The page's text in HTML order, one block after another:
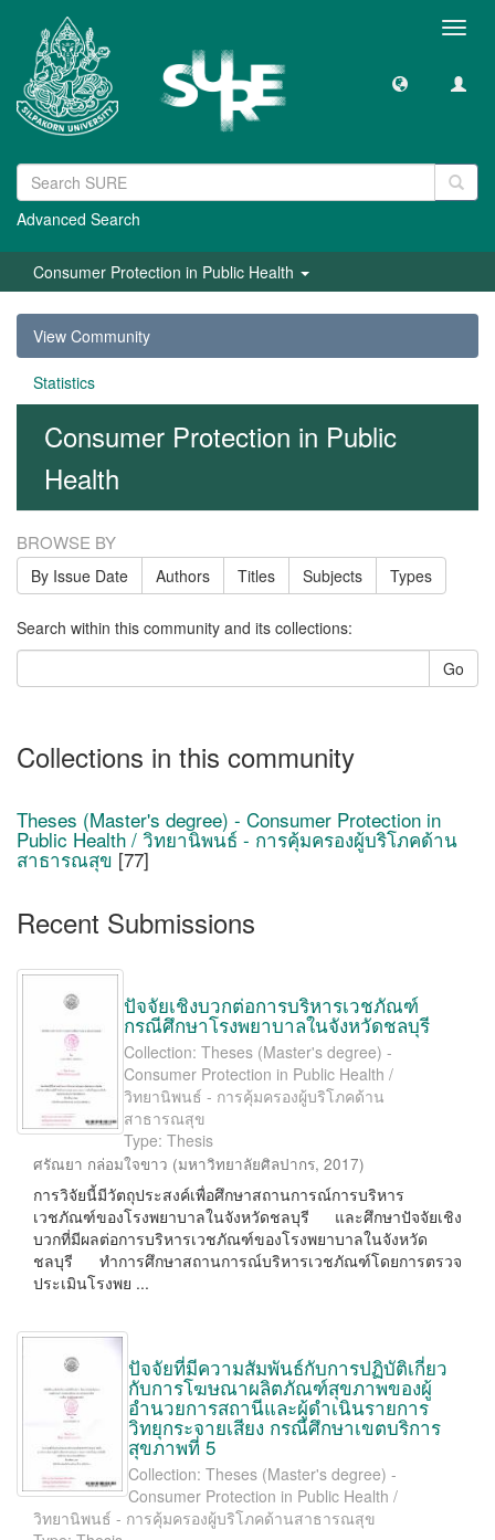
Advanced Search
Consumer Protection in Public Health
View Community
Statistics
Consumer Protection in Public
Health
BROWSE BY
By Issue Date Authors Titles Subjects Types
Search within this community and its collections:
Go
Collections in this community
Theses (Master's degree) - Consumer Protection in
Public Health / วิทยานิพนธ์ - การคุ้มครองผู้บริโภคด้าน
สาธารณสุข [77]
Recent Submissions
ปัจจัยเชิงบวกต่อการบริหารเวชภัณฑ์
กรณีศึกษาโรงพยาบาลในจังหวัดชลบุรี
Collection: Theses (Master's degree) -
Consumer Protection in Public Health /
วิทยานิพนธ์ - การคุ้มครองผู้บริโภคด้าน
สาธารณสุข
Type: Thesis
ศรัณยา กล่อมใจขาว (มหาวิทยาลัยศิลปากร, 2017)
การวิจัยนี้มีวัตถุประสงค์เพื่อศึกษาสถานการณ์การบริหาร
เวชภัณฑ์ของโรงพยาบาลในจังหวัดชลบุรี และศึกษาปัจจัยเชิง
บวกที่มีผลต่อการบริหารเวชภัณฑ์ของโรงพยาบาลในจังหวัด
ชลบุรี ทำการศึกษาสถานการณ์บริหารเวชภัณฑ์โดยการตรวจ
ประเมินโรงพย ...
ปัจจัยที่มีความสัมพันธ์กับการปฏิบัติเกี่ยว
กับการโฆษณาผลิตภัณฑ์สุขภาพของผู้
อำนวยการสถานีและผู้ดำเนินรายการ
วิทยุกระจายเสียง กรณีศึกษาเขตบริการ
สุขภาพที่ 5
Collection: Theses (Master's degree) -
Consumer Protection in Public Health /
วิทยานิพนธ์ - การคุ้มครองผู้บริโภคด้านสาธารณสุข